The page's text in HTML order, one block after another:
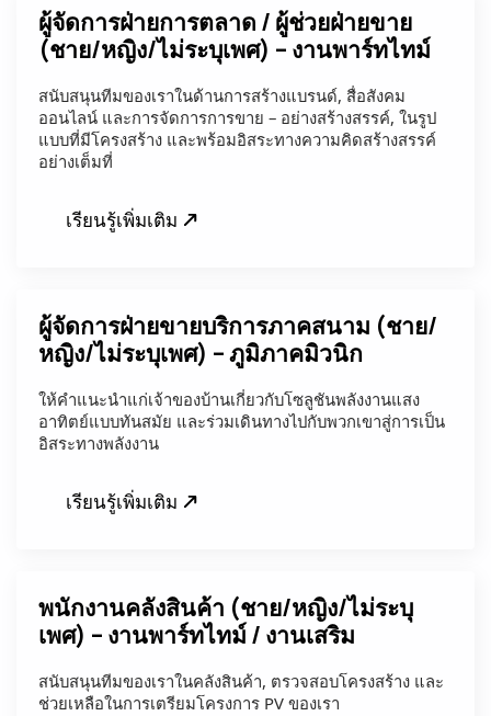
ผู้จัดการฝ่ายการตลาด / ผู้ช่วยฝ่ายขาย
(ชาย/หญิง/ไม่ระบุเพศ) – งานพาร์ทไทม์
สนับสนุนทีมของเราในด้านการสร้างแบรนด์, สื่อสังคม
ออนไลน์ และการจัดการการขาย – อย่างสร้างสรรค์, ในรูป
แบบที่มีโครงสร้าง และพร้อมอิสระทางความคิดสร้างสรรค์
อย่างเต็มที่
เรียนรู้เพิ่มเติม
ผู้จัดการฝ่ายขายบริการภาคสนาม (ชาย/
หญิง/ไม่ระบุเพศ) – ภูมิภาคมิวนิก
ให้คำแนะนำแก่เจ้าของบ้านเกี่ยวกับโซลูชันพลังงานแสง
อาทิตย์แบบทันสมัย และร่วมเดินทางไปกับพวกเขาสู่การเป็น
อิสระทางพลังงาน
เรียนรู้เพิ่มเติม
พนักงานคลังสินค้า (ชาย/หญิง/ไม่ระบุ
เพศ) – งานพาร์ทไทม์ / งานเสริม
สนับสนุนทีมของเราในคลังสินค้า, ตรวจสอบโครงสร้าง และ
ช่วยเหลือในการเตรียมโครงการ PV ของเรา